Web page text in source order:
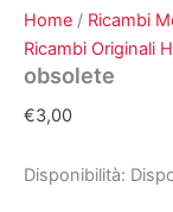
Home / Ricambi
Ricambi Originali
obsolete
€3,00
Disponibilità: